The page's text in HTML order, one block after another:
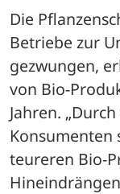
Die
Betriebe zur
gezwungen,
von Bio-
Jahren.
Konsumenten
teureren Bio-